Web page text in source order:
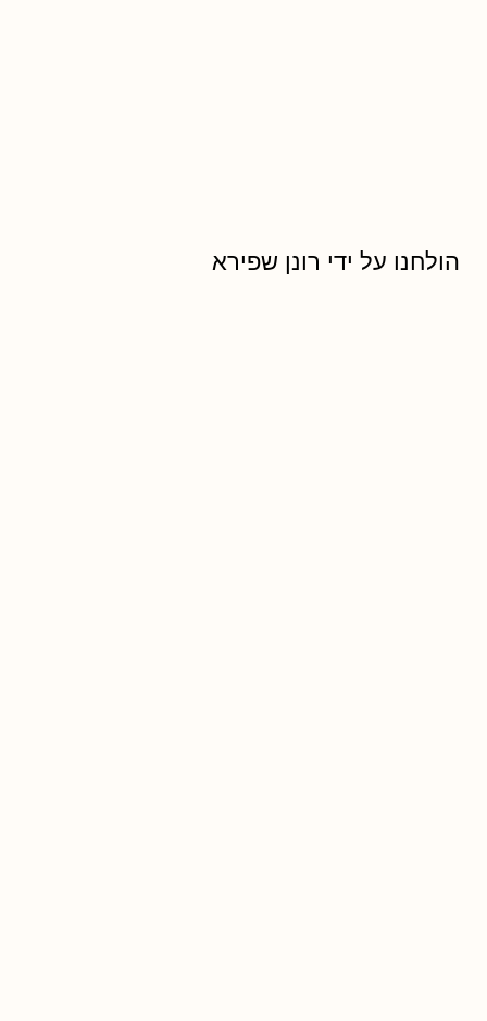
הולחנו על ידי רונן שפירא